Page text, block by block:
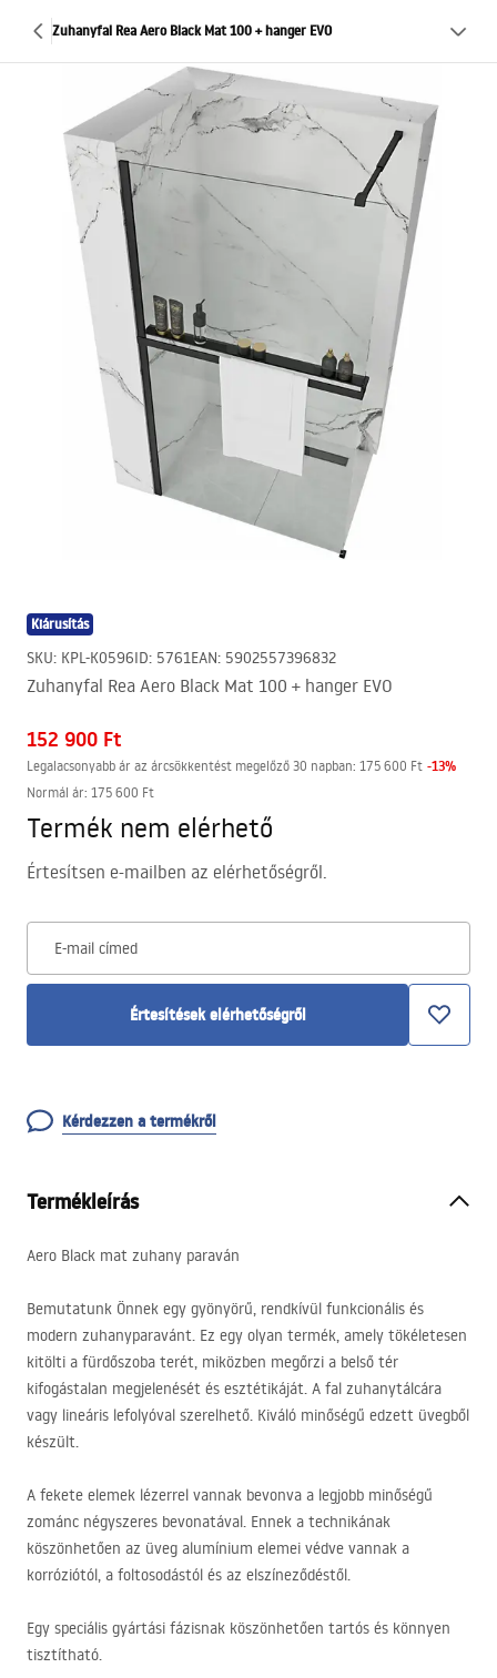
Zuhanyfal Rea Aero Black Mat 100 + hanger EVO
Kiárusítás
SKU: KPL-K0596ID: 5761EAN: 5902557396832
Zuhanyfal Rea Aero Black Mat 100 + hanger EVO
152 900 Ft
Legalacsonyabb ár az árcsökkentést megelőző 30 napban: 175 600 Ft -13%
Normál ár: 175 600 Ft
Termék nem elérhető
Értesítsen e-mailben az elérhetőségről.
E-mail címed
Értesítések elérhetőségről
Kérdezzen a termékről
Termékleírás
Aero Black mat zuhany paraván
Bemutatunk Önnek egy gyönyörű, rendkívül funkcionális és
modern zuhanyparavánt. Ez egy olyan termék, amely tökéletesen
kitölti a fürdőszoba terét, miközben megőrzi a belső tér
kifogástalan megjelenését és esztétikáját. A fal zuhanytálcára
vagy lineáris lefolyóval szerelhető. Kiváló minőségű edzett üvegből
készült.
A fekete elemek lézerrel vannak bevonva a legjobb minőségű
zománc négyszeres bevonatával. Ennek a technikának
köszönhetően az üveg alumínium elemei védve vannak a
korróziótól, a foltosodástól és az elszíneződéstől.
Egy speciális gyártási fázisnak köszönhetően tartós és könnyen
tisztítható.